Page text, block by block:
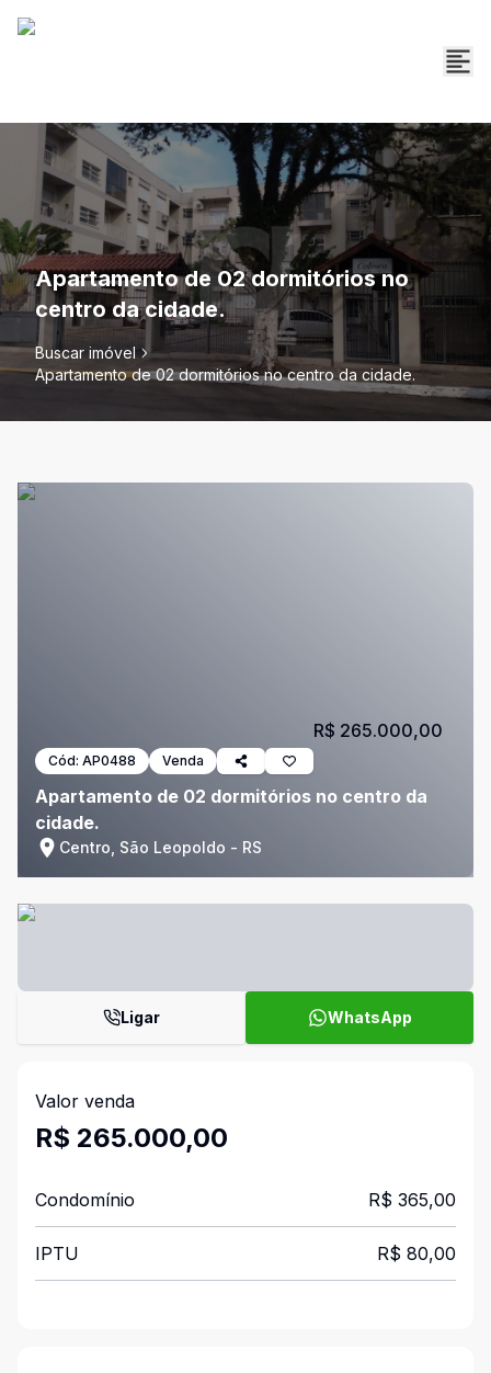
Apartamento de 02 dormitórios no
centro da cidade.
Buscar imóvel
Apartamento de 02 dormitórios no centro da cidade.
Cód: AP0488 Venda
Apartamento de 02 dormitórios no centro da
cidade.
Centro, São Leopoldo - RS
R$ 265.000,00
Ligar WhatsApp
Valor venda
R$ 265.000,00
Condomínio R$ 365,00
IPTU R$ 80,00